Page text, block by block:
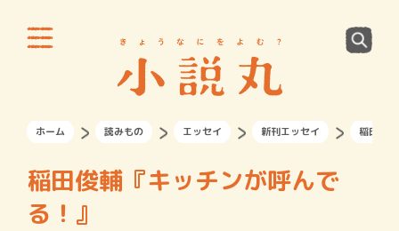
ホーム 読みもの エッセイ 新刊エッセイ 稲田俊
稲田俊輔『キッチンが呼んで
る！』